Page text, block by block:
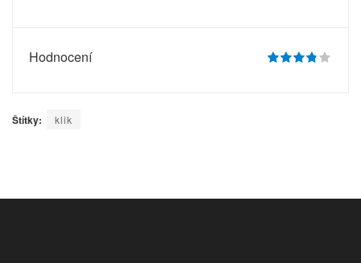
Hodnocení
Štítky: klik